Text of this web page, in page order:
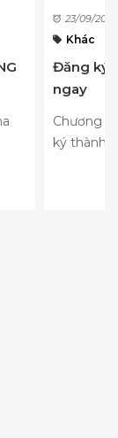
23/09/2022
Khác
Đăng ký
ngay
Chương
ký thành